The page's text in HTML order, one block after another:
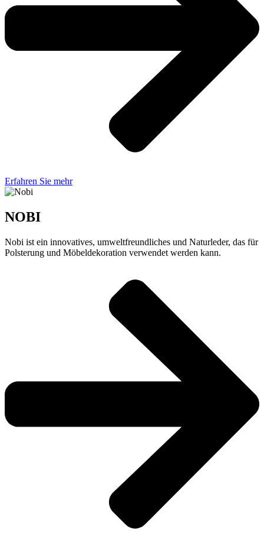
Erfahren Sie mehr
NOBI
Nobi ist ein innovatives, umweltfreundliches und Naturleder, das für
Polsterung und Möbeldekoration verwendet werden kann.